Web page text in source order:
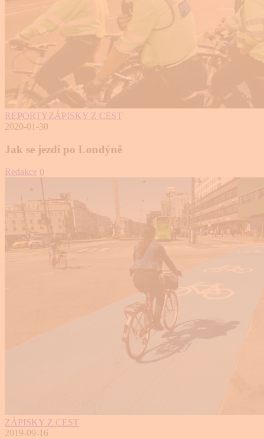
REPORTYZÁPISKY Z CEST
2020-01-30
Jak se jezdí po Londýně
Redakce 0
ZÁPISKY Z CEST
2019-09-16